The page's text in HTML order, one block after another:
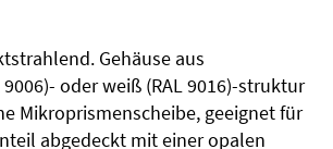
Gehäuse aus
oder weiß (RAL 9016)-struktur
Mikroprismenscheibe, geeignet für
abgedeckt mit einer opalen